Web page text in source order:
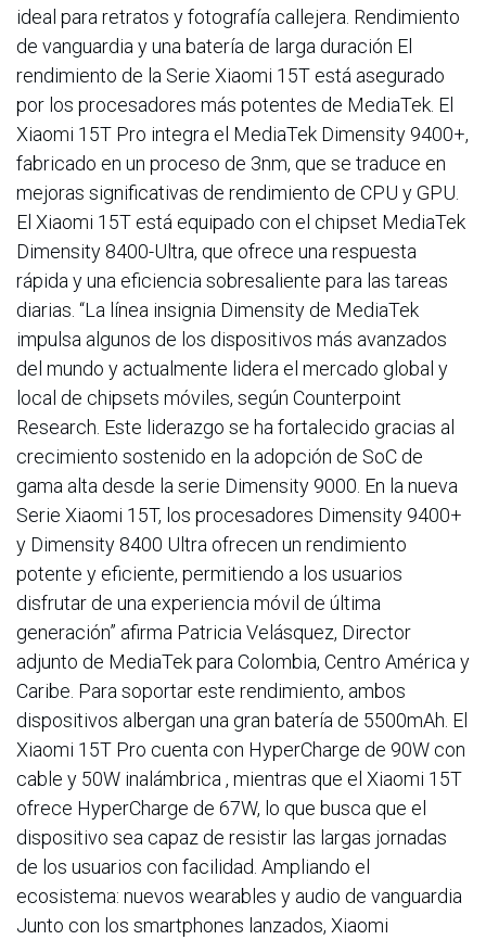
ideal para retratos y fotografía callejera. Rendimiento
de vanguardia y una batería de larga duración El
rendimiento de la Serie Xiaomi 15T está asegurado
por los procesadores más potentes de MediaTek. El
Xiaomi 15T Pro integra el MediaTek Dimensity 9400+,
fabricado en un proceso de 3nm, que se traduce en
mejoras significativas de rendimiento de CPU y GPU.
El Xiaomi 15T está equipado con el chipset MediaTek
Dimensity 8400-Ultra, que ofrece una respuesta
rápida y una eficiencia sobresaliente para las tareas
diarias. “La línea insignia Dimensity de MediaTek
impulsa algunos de los dispositivos más avanzados
del mundo y actualmente lidera el mercado global y
local de chipsets móviles, según Counterpoint
Research. Este liderazgo se ha fortalecido gracias al
crecimiento sostenido en la adopción de SoC de
gama alta desde la serie Dimensity 9000. En la nueva
Serie Xiaomi 15T, los procesadores Dimensity 9400+
y Dimensity 8400 Ultra ofrecen un rendimiento
potente y eficiente, permitiendo a los usuarios
disfrutar de una experiencia móvil de última
generación” afirma Patricia Velásquez, Director
adjunto de MediaTek para Colombia, Centro América y
Caribe. Para soportar este rendimiento, ambos
dispositivos albergan una gran batería de 5500mAh. El
Xiaomi 15T Pro cuenta con HyperCharge de 90W con
cable y 50W inalámbrica , mientras que el Xiaomi 15T
ofrece HyperCharge de 67W, lo que busca que el
dispositivo sea capaz de resistir las largas jornadas
de los usuarios con facilidad. Ampliando el
ecosistema: nuevos wearables y audio de vanguardia
Junto con los smartphones lanzados, Xiaomi